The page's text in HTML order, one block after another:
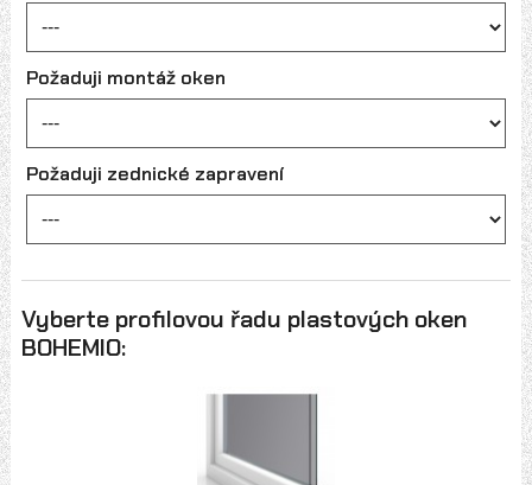
Požaduji montáž oken
Požaduji zednické zapravení
Vyberte profilovou řadu plastových oken
BOHEMIO: